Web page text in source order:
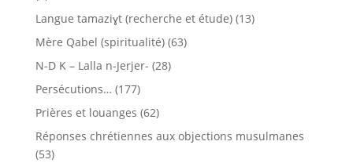
Langue tamaziɣt (recherche et étude)(13)
Mère Qabel (spiritualité)(63)
N-D K – Lalla n-Jerjer- (28)
Persécutions… (177)
Prières et louanges (62)
Réponses chrétiennes aux objections musulmanes
(53)